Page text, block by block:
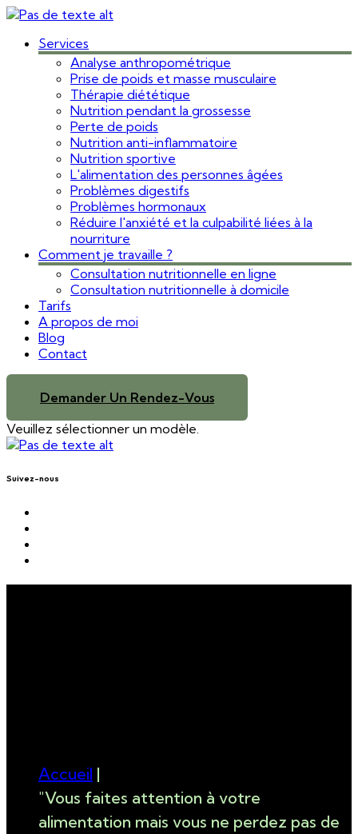
Services
Analyse anthropométrique
Prise de poids et masse musculaire
Thérapie diététique
Nutrition pendant la grossesse
Perte de poids
Nutrition anti-inflammatoire
Nutrition sportive
L'alimentation des personnes âgées
Problèmes digestifs
Problèmes hormonaux
Réduire l'anxiété et la culpabilité liées à la
nourriture
Comment je travaille ?
Consultation nutritionnelle en ligne
Consultation nutritionnelle à domicile
Tarifs
A propos de moi
Blog
Contact
Demander Un Rendez-Vous
Veuillez sélectionner un modèle.
Suivez-nous
Accueil |
"Vous faites attention à votre
alimentation mais vous ne perdez pas de